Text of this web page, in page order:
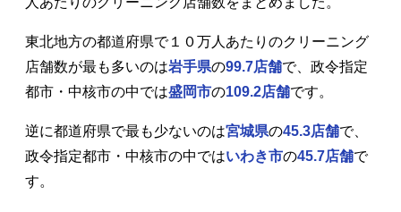
東北地方の都道府県で１０万人あたりのクリーニング
店舗数が最も多いのは岩手県の99.7店舗で、政令指定
都市・中核市の中では盛岡市の109.2店舗です。
逆に都道府県で最も少ないのは宮城県の45.3店舗で、
政令指定都市・中核市の中ではいわき市の45.7店舗で
す。